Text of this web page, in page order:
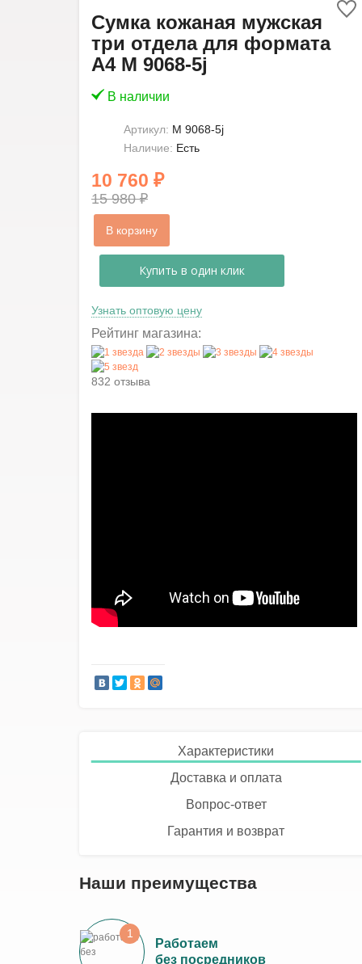
Сумка кожаная мужская
три отдела для формата
А4 M 9068-5j
В наличии
Артикул: M 9068-5j
Наличие: Есть
10 760 ₽
15 980 ₽
В корзину
Купить в один клик
Узнать оптовую цену
Рейтинг магазина:
832 отзыва
Характеристики
Доставка и оплата
Вопрос-ответ
Гарантия и возврат
Наши преимущества
1
Работаем
без посредников